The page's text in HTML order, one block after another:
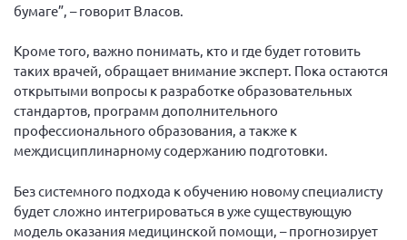
бумаге”, – говорит Власов.
Кроме того, важно понимать, кто и где будет готовить
таких врачей, обращает внимание эксперт. Пока остаются
открытыми вопросы к разработке образовательных
стандартов, программ дополнительного
профессионального образования, а также к
междисциплинарному содержанию подготовки.
Без системного подхода к обучению новому специалисту
будет сложно интегрироваться в уже существующую
модель оказания медицинской помощи, – прогнозирует